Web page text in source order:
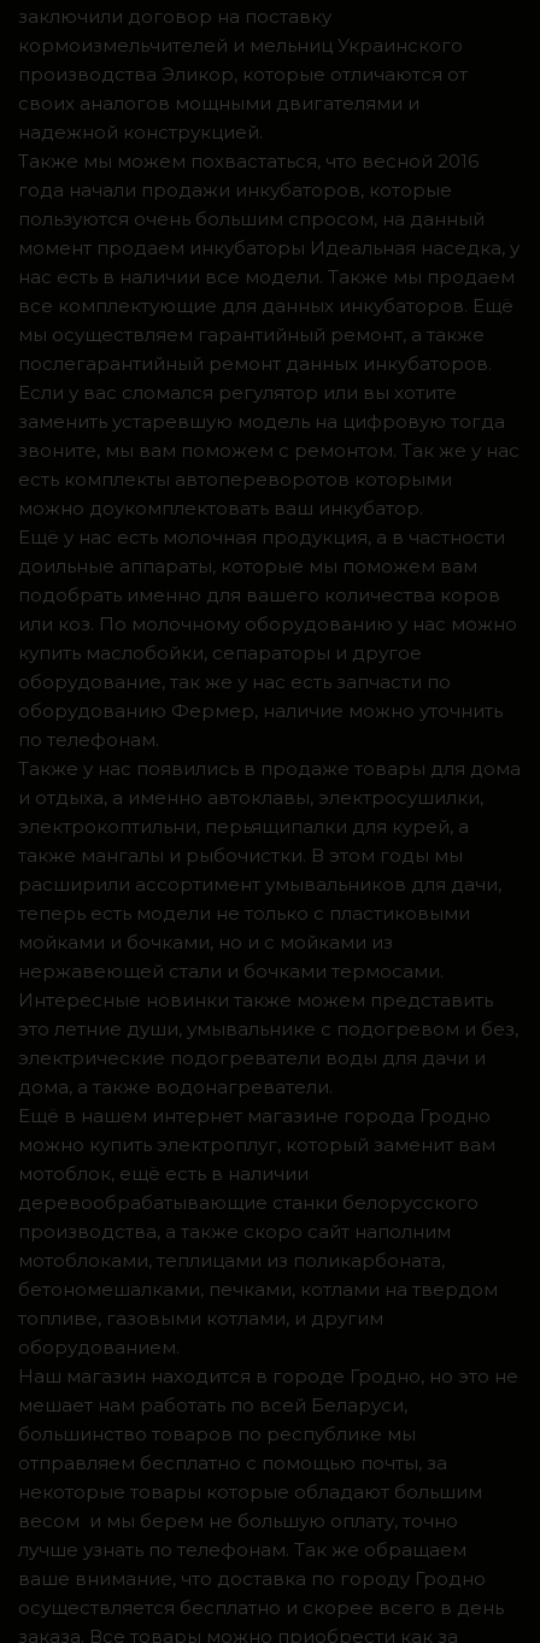
заключили договор на поставку
кормоизмельчителей и мельниц Украинского
производства Эликор, которые отличаются от
своих аналогов мощными двигателями и
надежной конструкцией.
Также мы можем похвастаться, что весной 2016
года начали продажи инкубаторов, которые
пользуются очень большим спросом, на данный
момент продаем инкубаторы Идеальная наседка, у
нас есть в наличии все модели. Также мы продаем
все комплектующие для данных инкубаторов. Ещё
мы осуществляем гарантийный ремонт, а также
послегарантийный ремонт данных инкубаторов.
Если у вас сломался регулятор или вы хотите
заменить устаревшую модель на цифровую тогда
звоните, мы вам поможем с ремонтом. Так же у нас
есть комплекты автопереворотов которыми
можно доукомплектовать ваш инкубатор.
Ещё у нас есть молочная продукция, а в частности
доильные аппараты, которые мы поможем вам
подобрать именно для вашего количества коров
или коз. По молочному оборудованию у нас можно
купить маслобойки, сепараторы и другое
оборудование, так же у нас есть запчасти по
оборудованию Фермер, наличие можно уточнить
по телефонам.
Также у нас появились в продаже товары для дома
и отдыха, а именно автоклавы, электросушилки,
электрокоптильни, перьящипалки для курей, а
также мангалы и рыбочистки. В этом годы мы
расширили ассортимент умывальников для дачи,
теперь есть модели не только с пластиковыми
мойками и бочками, но и с мойками из
нержавеющей стали и бочками термосами.
Интересные новинки также можем представить
это летние души, умывальнике с подогревом и без,
электрические подогреватели воды для дачи и
дома, а также водонагреватели.
Ещё в нашем интернет магазине города Гродно
можно купить электроплуг, который заменит вам
мотоблок, ещё есть в наличии
деревообрабатывающие станки белорусского
производства, а также скоро сайт наполним
мотоблоками, теплицами из поликарбоната,
бетономешалками, печками, котлами на твердом
топливе, газовыми котлами, и другим
оборудованием.
Наш магазин находится в городе Гродно, но это не
мешает нам работать по всей Беларуси,
большинство товаров по республике мы
отправляем бесплатно с помощью почты, за
некоторые товары которые обладают большим
весом и мы берем не большую оплату, точно
лучше узнать по телефонам. Так же обращаем
ваше внимание, что доставка по городу Гродно
осуществляется бесплатно и скорее всего в день
заказа. Все товары можно приобрести как за